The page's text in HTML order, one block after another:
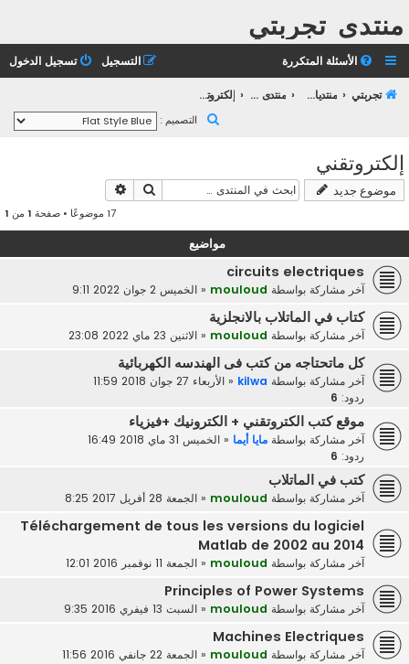
منتدى تجربتي
الأسئلة المتكررة تسجيل الدخول التسجيل
تجربتي منتديات التعليم الثانوي منتدى التعليم الجامعي إلكتروتقني
التصميم :
إلكتروتقني
موضوع جديد بحث
17 موضوعًا • صفحة 1 من 1
مواضيع
circuits electriques
آخر مشاركة بواسطة mouloud
« الخميس 2 جوان 2022 9:11
كتاب في الماتلاب بالانجلزية
آخر مشاركة بواسطة mouloud
« الاثنين 23 ماي 2022 23:08
كل ماتحتاجه من كتب فى الهندسه الكهربائية
آخر مشاركة بواسطة kilwa
« الأربعاء 27 جوان 2018 11:59
ردود: 6
موقع كتب الكتروتقني + الكترونيك +فيزياء
آخر مشاركة بواسطة مايا أيما « الخميس 31 ماي 2018 16:49
ردود: 6
كتب في الماتلاب
آخر مشاركة بواسطة mouloud
« الجمعة 28 أفريل 2017 8:25
Téléchargement de tous les versions du logiciel
Matlab de 2002 au 2014
آخر مشاركة بواسطة mouloud
« الجمعة 11 نوفمبر 2016 12:01
Principles of Power Systems
آخر مشاركة بواسطة mouloud
« السبت 13 فيفري 2016 9:35
Machines Electriques
آخر مشاركة بواسطة mouloud
« الجمعة 22 جانفي 2016 11:56